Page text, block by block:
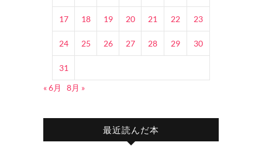
17 18 19 20 21 22 23
24 25 26 27 28 29 30
31
« 6月
8月 »
最近読んだ本